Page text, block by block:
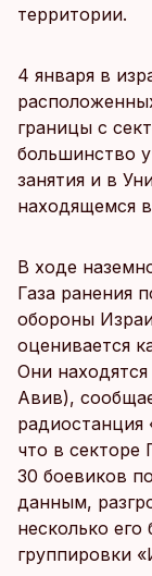
территории.
4 января в
границы с
большинство
занятия и в
находящемся
В ходе
Газа ранения
обороны
оценивается
Они
Авив),
что в секторе
30 боевиков
данным,
несколько
группировки